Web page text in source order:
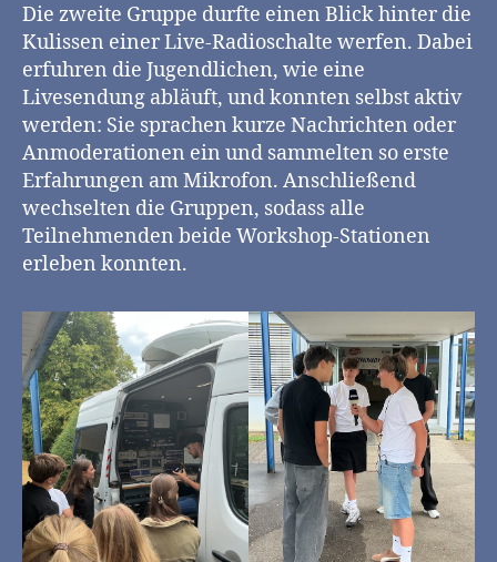
Die zweite Gruppe durfte einen Blick hinter die
Kulissen einer Live-Radioschalte werfen. Dabei
erfuhren die Jugendlichen, wie eine
Livesendung abläuft, und konnten selbst aktiv
werden: Sie sprachen kurze Nachrichten oder
Anmoderationen ein und sammelten so erste
Erfahrungen am Mikrofon. Anschließend
wechselten die Gruppen, sodass alle
Teilnehmenden beide Workshop-Stationen
erleben konnten.